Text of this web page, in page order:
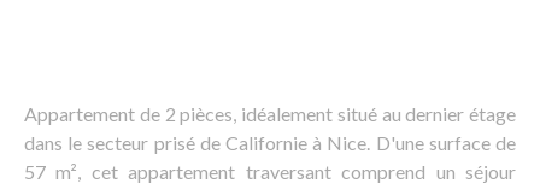
Appartement de 2 pièces, idéalement situé au dernier étage
dans le secteur prisé de Californie à Nice. D'une surface de
57 m², cet appartement traversant comprend un séjour